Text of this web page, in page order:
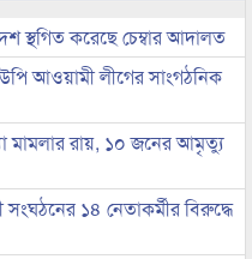
স্থগিত করেছে চেম্বার আদালত
আওয়ামী লীগের সাংগঠনিক
মামলার রায়, ১০ জনের আমৃত্যু
১৪ নেতাকর্মীর বিরুদ্ধে